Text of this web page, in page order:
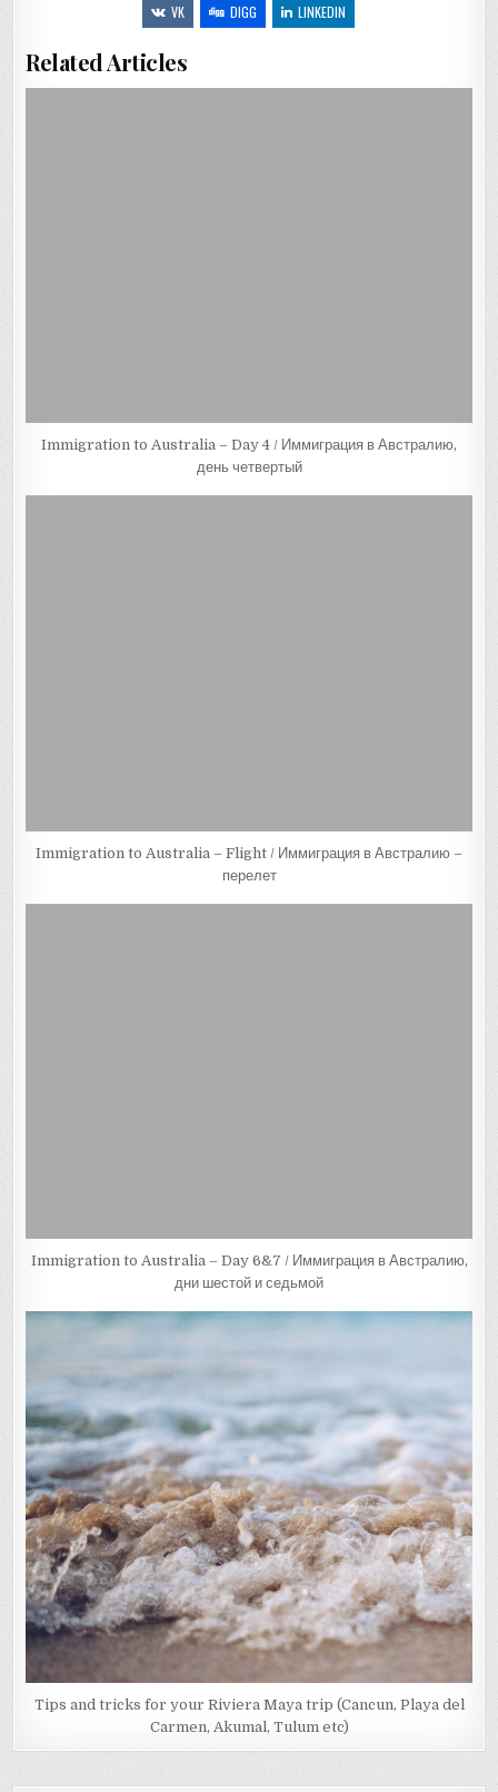
VK
DIGG LINKEDIN
Related Articles
Immigration to Australia – Day 4 / Иммиграция в Австралию,
день четвертый
Immigration to Australia – Flight / Иммиграция в Австралию –
перелет
Immigration to Australia – Day 6&7 / Иммиграция в Австралию,
дни шестой и седьмой
Tips and tricks for your Riviera Maya trip (Cancun, Playa del
Carmen, Akumal, Tulum etc)